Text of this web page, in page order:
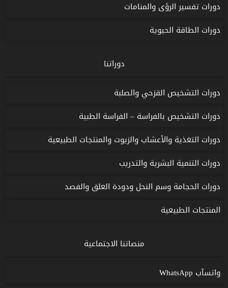
دورات تفسير الرؤى والمنامات
دورات الطاقة الحيوية
دوراتنا
دورات التشخيص القزحي والصلبة
دورات التشخيص بالفراسة – الفراسة الطبية
دورات التغذية والأعشاب والزيوت والمنتجات الطبيعية
دورات التنمية البشرية والتدريب
دورات الحجامة وسم النحل ودودة العلق والفصد
المنتجات الطبيعية
منصاتنا الاجتماعية
واتسآب WhatsApp